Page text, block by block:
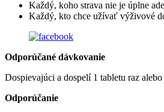
Každý, koho strava nie je úplne
Každý, kto chce užívať výživové
Odporúčané dávkovanie
Dospievajúci a dospelí 1 tabletu raz
Odporúčanie